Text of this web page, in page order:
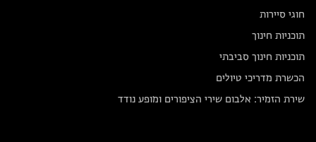
חוגי סיירות
תוכניות חינוך
תוכניות חינוך סביבתי
הכשרת מדריכי טיולים
שירת הזמיר: אלבום שירי הציפורים ומופע נודד